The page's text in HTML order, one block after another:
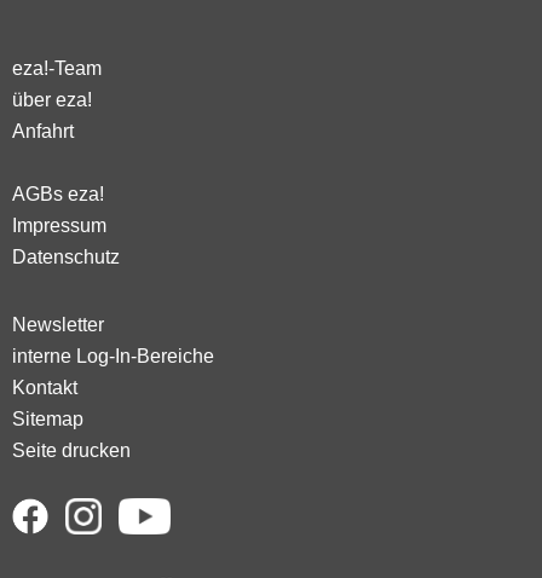
eza!-Team
über eza!
Anfahrt
AGBs eza!
Impressum
Datenschutz
Newsletter
interne Log-In-Bereiche
Kontakt
Sitemap
Seite drucken